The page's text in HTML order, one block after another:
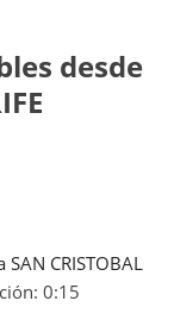
desde
SAN CRISTOBAL
0:15